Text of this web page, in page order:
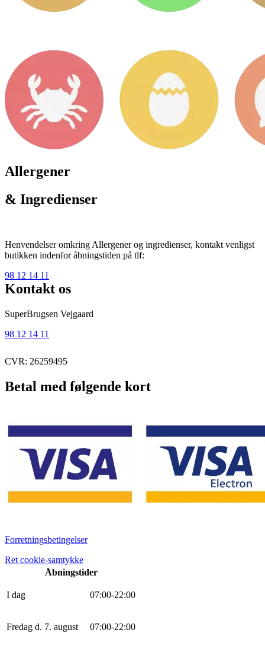
Allergener
& Ingredienser
Henvendelser omkring Allergener og ingredienser, kontakt venligst
butikken indenfor åbningstiden på tlf:
98 12 14 11
Kontakt os
SuperBrugsen Vejgaard
98 12 14 11
CVR: 26259495
Betal med følgende kort
Forretningsbetingelser
Ret cookie-samtykke
Åbningstider
I dag 07:00-22:00
Fredag d. 7. august 07:00-22:00